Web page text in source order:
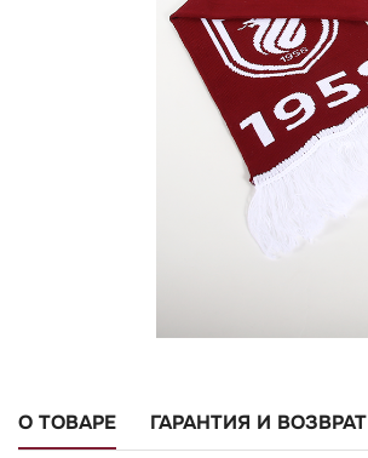
О ТОВАРЕ ГАРАНТИЯ И ВОЗВРАТ